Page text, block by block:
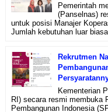
Pemerintah
(Panselnas)
untuk posisi Manajer
Jumlah kebutuhan luar
Rekrutmen
Kementerian
RI) secara resmi membuka
Pembangunan Indonesia